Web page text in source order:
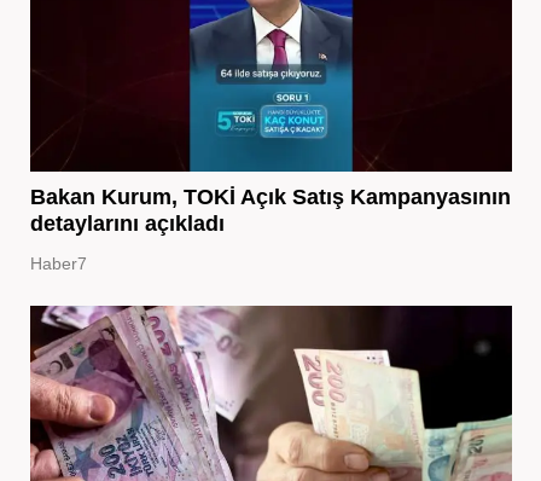
Bakan Kurum, TOKİ Açık Satış Kampanyasının
detaylarını açıkladı
Haber7